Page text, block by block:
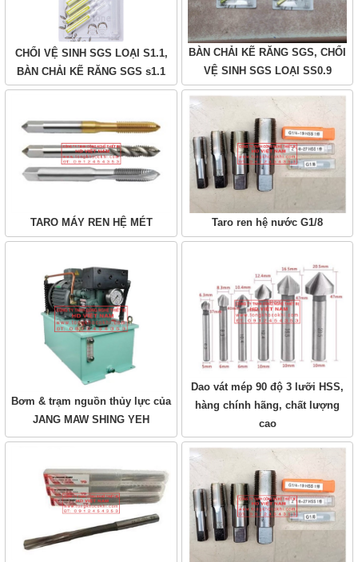
CHỔI VỆ SINH SGS LOẠI S1.1,
BÀN CHẢI KẼ RĂNG SGS s1.1
BÀN CHẢI KẼ RĂNG SGS, CHỔI
VỆ SINH SGS LOẠI SS0.9
TARO MÁY REN HỆ MÉT Taro ren hệ nước G1/8
Bơm & trạm nguồn thủy lực của
JANG MAW SHING YEH
Dao vát mép 90 độ 3 lưỡi HSS,
hàng chính hãng, chất lượng
cao